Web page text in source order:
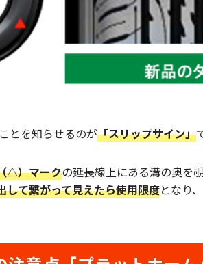
とを知らせるのが「スリップサイン」
△）マークの延長線上にある溝の奥を
して繋がって見えたら使用限度となり